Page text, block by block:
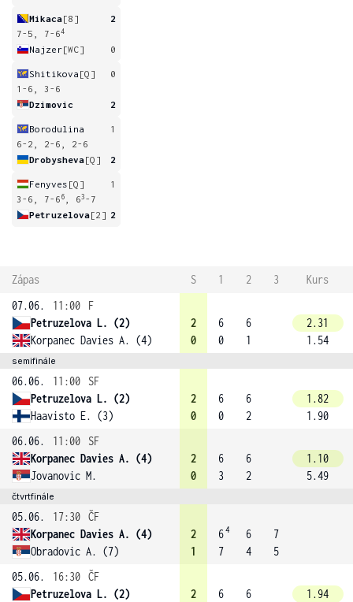
Mikaca[8]
2
7-5, 7-64
Najzer[WC] 0
Shitikova [Q]
0
1-6, 3-6
Dzimovic
2
Borodulina
1
6-2, 2-6, 2-6
Drobysheva[Q] 2
Fenyves [Q]
1
3-6, 7-6 6 , 63 -7
Petruzelova[2] 2
Zápas S 1 2 3
Kurs
07.06.
11:00
F
Petruzelova L. (2)
Korpanec Davies A. (4)
2
0
6
0
6
1
2.31
1.54
semifinále
06.06. 11:00
SF
Petruzelova L. (2)
Haavisto E. (3)
2
0
6
0
6
2
1.82
1.90
06.06.
11:00
SF
Korpanec Davies A. (4)
Jovanovic M.
2
0
6
3
6
2
1.10
5.49
čtvrtfinále
05.06. 17:30 ČF
Korpanec Davies A. (4)
Obradovic A. (7)
2
1
64
7
6
4
7
5
05.06.
16:30 ČF
Petruzelova L. (2)
2
6
6
1.94